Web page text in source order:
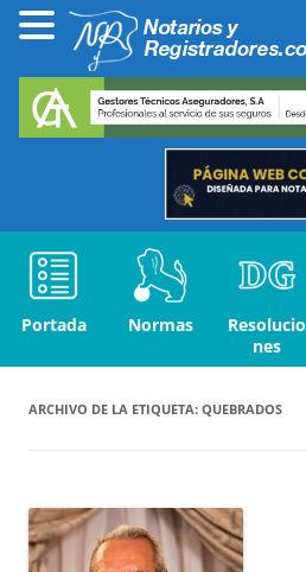
Portada Normas
Resolucio
nes
ARCHIVO DE LA ETIQUETA: QUEBRADOS